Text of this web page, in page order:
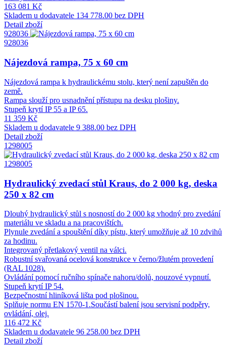
163 081 Kč
Skladem u dodavatele 134 778.00 bez DPH
Detail zboží
928036
928036
Nájezdová rampa, 75 x 60 cm
Nájezdová rampa k hydraulickému stolu, který není zapuštěn do
země.
Rampa slouží pro usnadnění přístupu na desku plošiny.
Stupeň krytí IP 55 a IP 65.
11 359 Kč
Skladem u dodavatele 9 388.00 bez DPH
Detail zboží
1298005
1298005
Hydraulický zvedací stůl Kraus, do 2 000 kg, deska
250 x 82 cm
Dlouhý hydraulický stůl s nosností do 2 000 kg vhodný pro zvedání
materiálu ve skladu a na pracovištích.
Plynule zvedání a spouštění díky pístu, který umožňuje až 10 zdvihů
za hodinu.
Integrovaný přetlakový ventil na válci.
Robustní svařovaná ocelová konstrukce v černo/žlutém provedení
(RAL 1028).
Ovládání pomocí ručního spínače nahoru/dolů, nouzové vypnutí.
Stupeň krytí IP 54.
Bezpečnostní hliníková lišta pod plošinou.
Splňuje normu EN 1570-1.Součástí balení jsou servisní podpěry,
ovládání, olej.
116 472 Kč
Skladem u dodavatele 96 258.00 bez DPH
Detail zboží